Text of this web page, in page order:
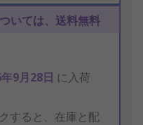
いては、送料無料
9月28日 に入荷
すると、在庫と配